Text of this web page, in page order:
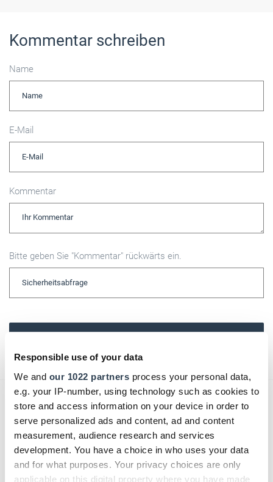
Responsible use of your data
We and our 1022 partners process your personal data,
e.g. your IP-number, using technology such as cookies to
store and access information on your device in order to
serve personalized ads and content, ad and content
measurement, audience research and services
development. You have a choice in who uses your data
and for what purposes. Your privacy choices are only
applicable on this digital property where you have made
Kommentar schreiben
Name
E-Mail
Kommentar
Bitte geben Sie "Kommentar" rückwärts ein.
Das könnte Sie auch interessieren: